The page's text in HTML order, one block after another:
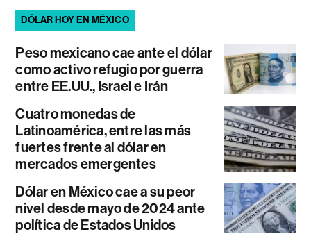
DÓLAR HOY EN MÉXICO
Peso mexicano cae ante el dólar
como activo refugio por guerra
entre EE.UU., Israel e Irán
Cuatro monedas de
Latinoamérica, entre las más
fuertes frente al dólar en
mercados emergentes
Dólar en México cae a su peor
nivel desde mayo de 2024 ante
política de Estados Unidos